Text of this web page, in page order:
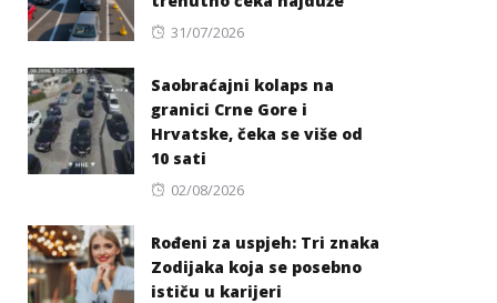
Posted
31/07/2026
Saobraćajni kolaps na
granici Crne Gore i
Hrvatske, čeka se više od
10 sati
Posted
02/08/2026
Rođeni za uspjeh: Tri znaka
Zodijaka koja se posebno
ističu u karijeri